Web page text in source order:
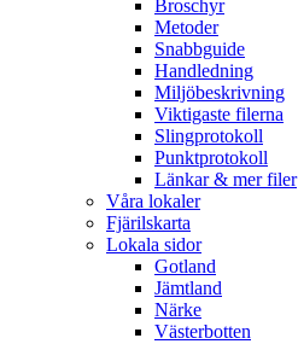
Broschyr
Metoder
Snabbguide
Handledning
Miljöbeskrivning
Viktigaste filerna
Slingprotokoll
Punktprotokoll
Länkar & mer filer
Våra lokaler
Fjärilskarta
Lokala sidor
Gotland
Jämtland
Närke
Västerbotten